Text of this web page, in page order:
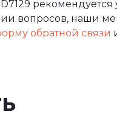
вопросов, наши
обратной связи